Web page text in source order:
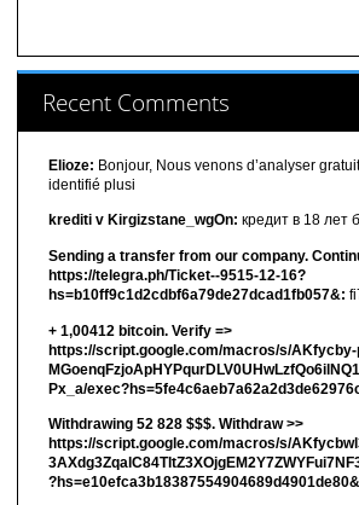
Recent Comments
Elioze: Bonjour, Nous venons d’analyser
identifié plusi
krediti v Kirgizstane_wgOn: кредит в 18 лет
Sending a transfer from our company.
https://telegra.ph/Ticket--9515-12-16?
hs=b10ff9c1d2cdbf6a79de27dcad1fb057&:
+ 1,00412 bitсоin. Verify =>
https://script.google.com/macros/s/AKfycby-
Px_a/
Withdrawing 52 828 $$$. Withdrаw >>
https://script.google.com/macros/s/